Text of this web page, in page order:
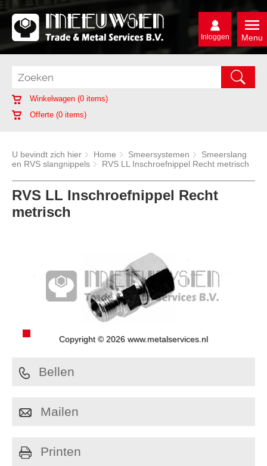
Menu
Inloggen
Winkelwagen (0 items)
Offerte (0 items)
U bevindt zich hier Home Smeersystemen
Smeerslang
en RVS slangnippels
RVS LL Inschroefnippel Recht metrisch
RVS LL Inschroefnippel Recht
metrisch
Copyright © 2026 www.metalservices.nl
Bellen
Mailen
Printen